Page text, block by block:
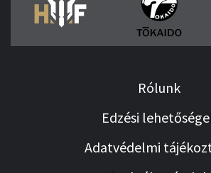
Rólunk
Edzési
Adatvédelmi